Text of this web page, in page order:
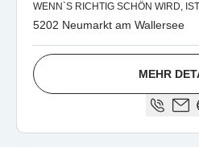
WENN`S RICHTIG SCHÖN WIRD,
5202 Neumarkt am Wallersee
MEHR